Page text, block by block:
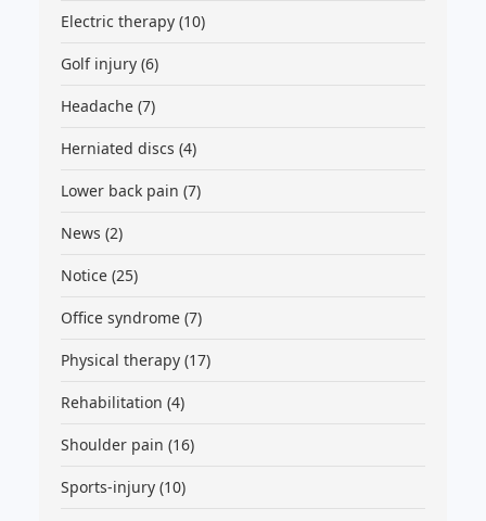
Electric therapy (10)
Golf injury (6)
Headache (7)
Herniated discs (4)
Lower back pain (7)
News (2)
Notice (25)
Office syndrome (7)
Physical therapy (17)
Rehabilitation (4)
Shoulder pain (16)
Sports-injury (10)